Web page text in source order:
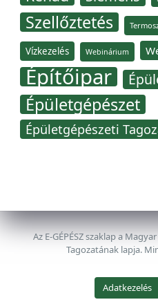
Szellőztetés
Vízkezelés Webinárium
Építőipar
Épületgépészet
Épületgépészeti
Az E-GÉPÉSZ szaklap a
Tagozatának lapja.
Adatkezelés